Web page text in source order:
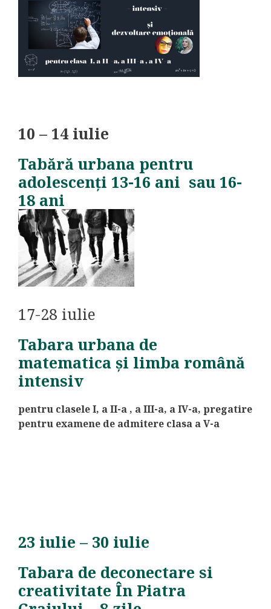
10 – 14 iulie
Tabără urbana pentru
adolescenți 13-16 ani sau 16-
18 ani
17-28 iulie
Tabara urbana de
matematica și limba română
intensiv
pentru clasele I, a II-a , a III-a, a IV-a, pregatire
pentru examene de admitere clasa a V-a
23 iulie – 30 iulie
Tabara de deconectare si
creativitate În Piatra